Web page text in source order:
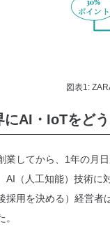
図表1:
にAI・IoTをど
してから、1年の月
AI（人工知能）技術
採用を決める）経営